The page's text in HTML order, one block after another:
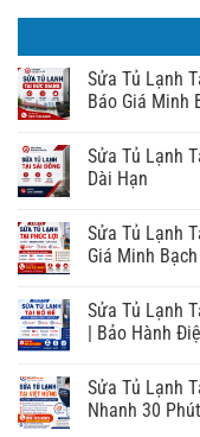
Sửa Tủ Lạnh
Báo Giá Minh
Sửa Tủ Lạnh
Dài Hạn
Sửa Tủ Lạnh
Giá Minh Bạch
Sửa Tủ Lạnh
| Bảo Hành
Sửa Tủ Lạnh
Nhanh 30 Phút